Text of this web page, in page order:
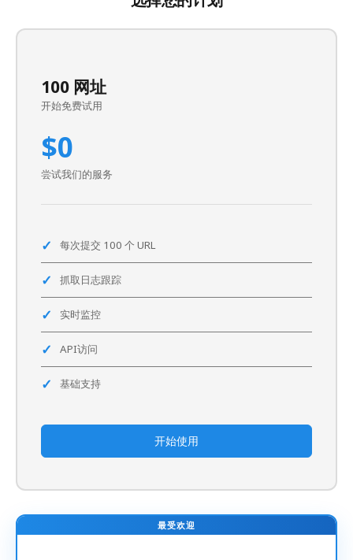
100 网址
开始免费试用
$0
尝试我们的服务
每次提交 100 个 URL
抓取日志跟踪
实时监控
API访问
基础支持
开始使用
最受欢迎